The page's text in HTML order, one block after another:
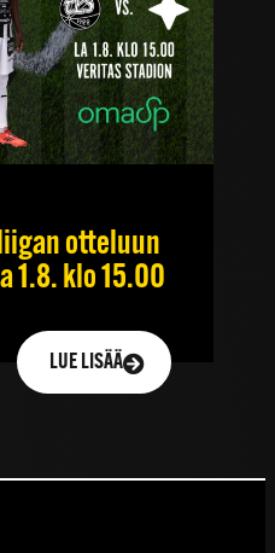
otteluun
1.8. klo 15.00
LUE LISÄÄ